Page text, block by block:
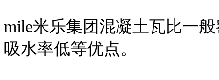
mile米乐集团混凝土瓦比一
吸水率低等优点。